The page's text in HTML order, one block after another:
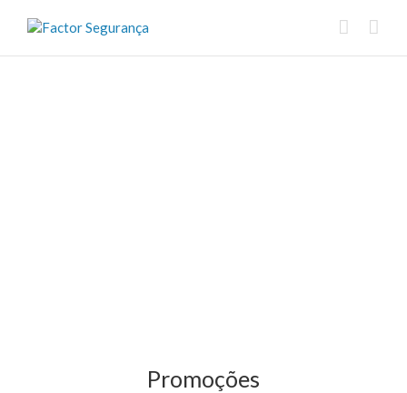
Promoções